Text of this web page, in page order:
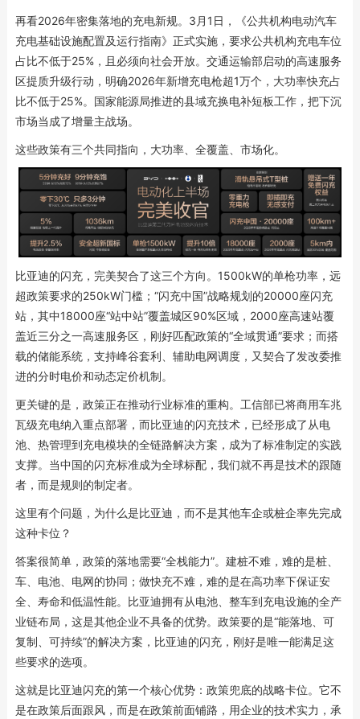
再看2026年密集落地的充电新规。3月1日，《公共机构电动汽车
充电基础设施配置及运行指南》正式实施，要求公共机构充电车位
占比不低于25%，且必须向社会开放。交通运输部启动的高速服务
区提质升级行动，明确2026年新增充电枪超1万个，大功率快充占
比不低于25%。国家能源局推进的县域充换电补短板工作，把下沉
市场当成了增量主战场。
这些政策有三个共同指向，大功率、全覆盖、市场化。
比亚迪的闪充，完美契合了这三个方向。1500kW的单枪功率，远
超政策要求的250kW门槛；“闪充中国”战略规划的20000座闪充
站，其中18000座“站中站”覆盖城区90%区域，2000座高速站覆
盖近三分之一高速服务区，刚好匹配政策的“全域贯通”要求；而搭
载的储能系统，支持峰谷套利、辅助电网调度，又契合了发改委推
进的分时电价和动态定价机制。
更关键的是，政策正在推动行业标准的重构。工信部已将商用车兆
瓦级充电纳入重点部署，而比亚迪的闪充技术，已经形成了从电
池、热管理到充电模块的全链路解决方案，成为了标准制定的实践
支撑。当中国的闪充标准成为全球标配，我们就不再是技术的跟随
者，而是规则的制定者。
这里有个问题，为什么是比亚迪，而不是其他车企或桩企率先完成
这种卡位？
答案很简单，政策的落地需要“全栈能力”。建桩不难，难的是桩、
车、电池、电网的协同；做快充不难，难的是在高功率下保证安
全、寿命和低温性能。比亚迪拥有从电池、整车到充电设施的全产
业链布局，这是其他企业不具备的优势。政策要的是“能落地、可
复制、可持续”的解决方案，比亚迪的闪充，刚好是唯一能满足这
些要求的选项。
这就是比亚迪闪充的第一个核心优势：政策兜底的战略卡位。它不
是在政策后面跟风，而是在政策前面铺路，用企业的技术实力，承